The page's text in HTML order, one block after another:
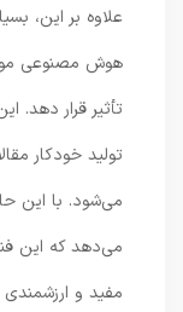
علاوه بر این، بسیاری
هوش مصنوعی مولد
تأثیر قرار دهد. این
تولید خودکار مقالات
می‌شود. با این حال،
می‌دهد که این فناوری
مفید و ارزشمندی ارائه